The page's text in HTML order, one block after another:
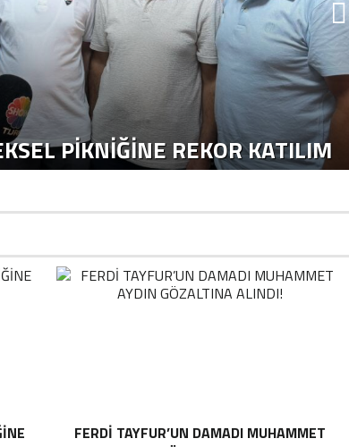
PIKNIĞINE REKOR KATILIM
FERDI TAYFUR’UN DAMADI MUHAMMET